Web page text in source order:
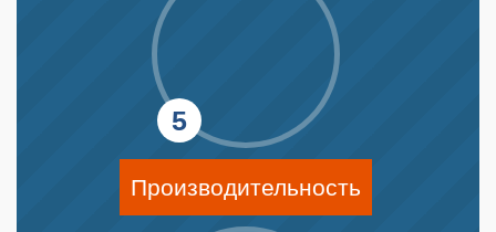
Производительность